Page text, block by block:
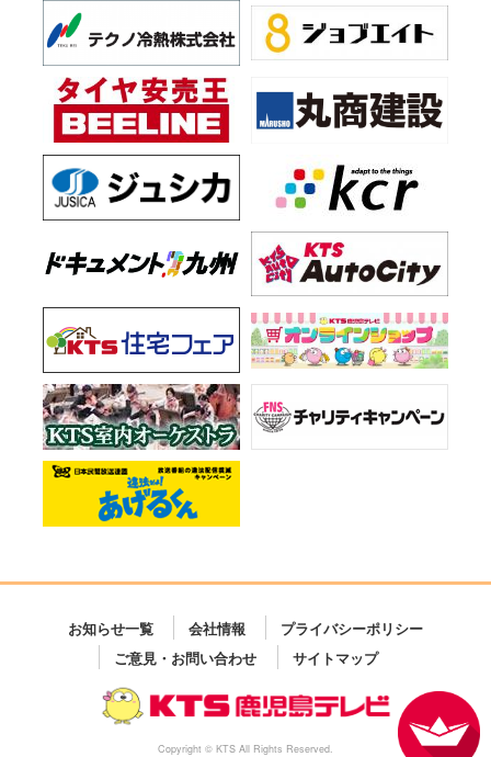
お知らせ一覧 会社情報
プライバシーポリシー
ご意見・お問い合わせ
サイトマップ
Copyright © KTS All Rights Reserved.